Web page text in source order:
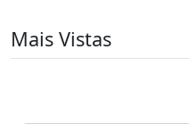
Mais Vistas